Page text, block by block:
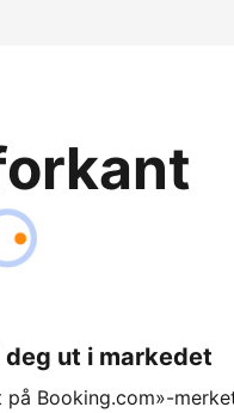
deg ut i markedet
på Booking.com»-